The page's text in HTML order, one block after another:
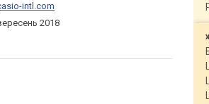
intl.com
2018